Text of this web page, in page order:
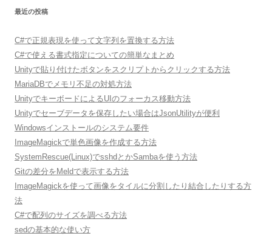
最近の投稿
C#で正規表現を使って文字列を置換する方法
C#で使える書式指定についての簡単なまとめ
Unityで貼り付けたボタンをスクリプトからクリックする方法
MariaDBでメモリ不足の対処方法
UnityでキーボードによるUIのフォーカス移動方法
Unityでセーブデータを保存したい場合はJsonUtilityが便利
Windowsインストールのシステム要件
ImageMagickで単色画像を作成する方法
SystemRescue(Linux)でsshdとかSambaを使う方法
Gitの差分をMeldで表示する方法
ImageMagickを使って画像をタイルに分割したり結合したりする方
法
C#で配列のサイズを調べる方法
sedの基本的な使い方